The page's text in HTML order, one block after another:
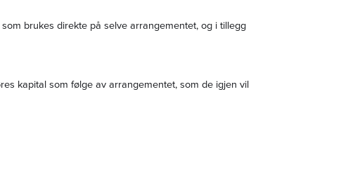
brukes direkte på selve arrangementet, og i tillegg
kapital som følge av arrangementet, som de igjen vil